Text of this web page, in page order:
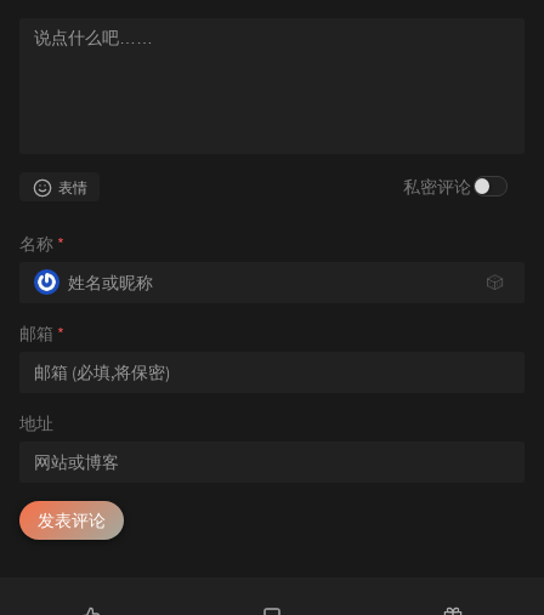
表情 私密评论
名称 *
🎲
邮箱 *
地址
发表评论